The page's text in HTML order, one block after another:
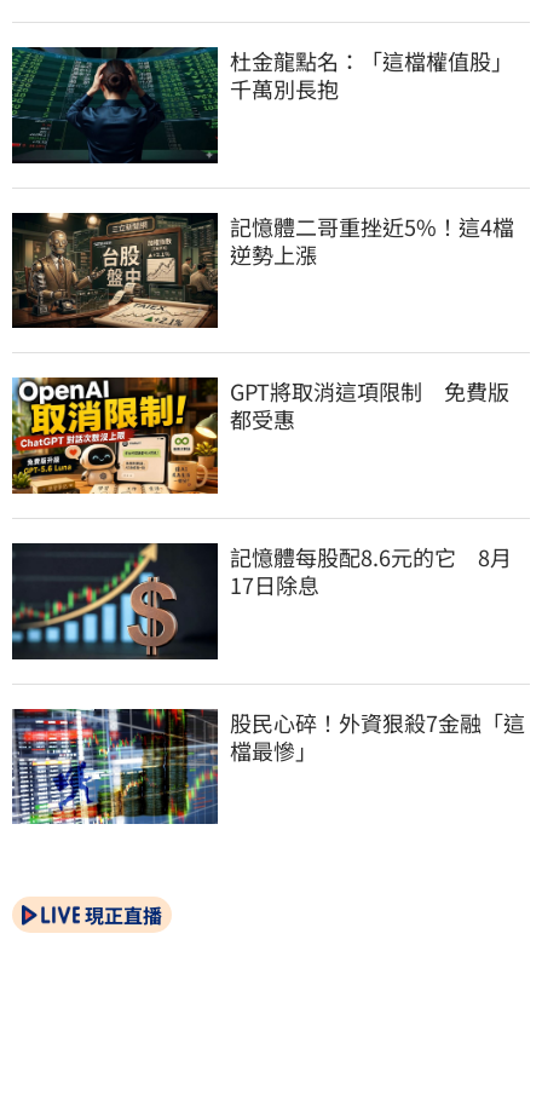
杜金龍點名：「這檔權值股」
千萬別長抱
記憶體二哥重挫近5%！這4檔
逆勢上漲
GPT將取消這項限制　免費版
都受惠
記憶體每股配8.6元的它　8月
17日除息
股民心碎！外資狠殺7金融「這
檔最慘」
現正直播